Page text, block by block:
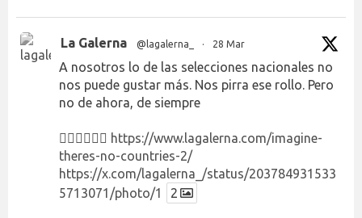
La Galerna @lagalerna_ · 28 Mar
A nosotros lo de las selecciones nacionales no
nos puede gustar más. Nos pirra ese rollo. Pero
no de ahora, de siempre
👉🏻👉🏻👉🏻 https://www.lagalerna.com/imagine-
theres-no-countries-2/
https://x.com/lagalerna_/status/203784931533
5713071/photo/1
2